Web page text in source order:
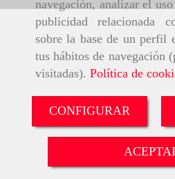
navegación, analizar el
publicidad relacionada
sobre la base de un perfil
tus hábitos de navegación
visitadas). Política de
CONFIGURAR